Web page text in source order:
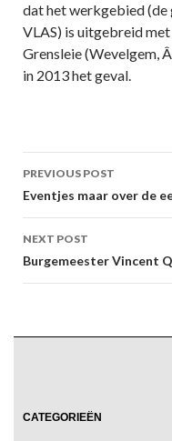
dat het werkgebied (de
VLAS) is uitgebreid
Grensleie (Wevelgem,
in 2013 het geval.
Post
navigation
PREVIOUS POST
Eventjes maar over de
NEXT POST
Burgemeester Vincent
CATEGORIEËN